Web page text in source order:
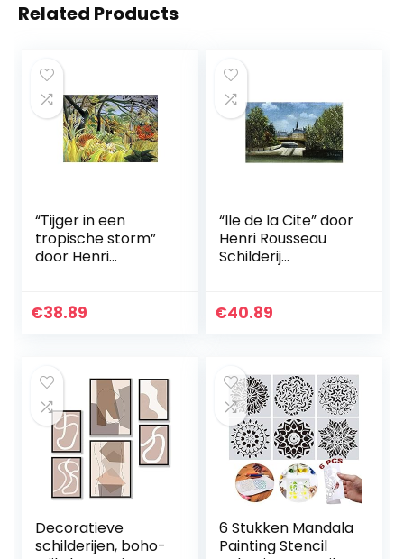
Related Products
“Tijger in een
tropische storm”
door Henri
Voor Muur Foto’s
Muurkunst voor
Slaapkamer
(70x100cm, niet
ingelijst)
€38.89
“Ile de la Cite” door
Henri Rousseau
Schilderij
Thuis Woonkamer
Slaapkamerdecor
atie
(70x112cm28x44in
ch, niet ingelijst)
€40.89
Decoratieve
schilderijen, boho-
6 Stukken Mandala
Painting Stencil